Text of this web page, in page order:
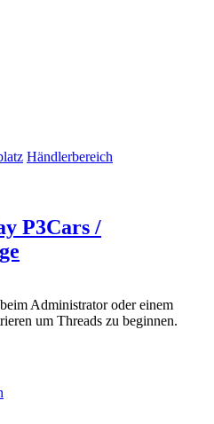
Händlerbereich
P3Cars /
Administrator oder einem
um Threads zu beginnen.